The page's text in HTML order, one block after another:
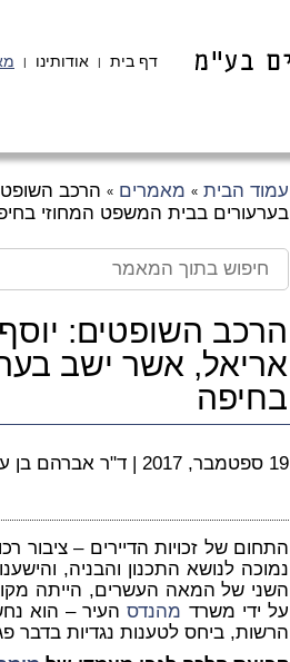
דף בית | אודותינו |
עמוד הבית » מאמרים » הרכב
בערעורים בבית המשפט המחוזי
הרכב השופטים:
אריאל, אשר ישב
בחיפה
19 ספטמבר, 2017 | ד"ר אברהם בן
התחום של זכויות הדיירים – ציבור
נמוכה לנושא התכנון והבניה,
השני של המאה העשרים, הייתה
על ידי משרד מהנדסהעיר – הוא
הרשות, ביחס לטענות נגדיות בדבר